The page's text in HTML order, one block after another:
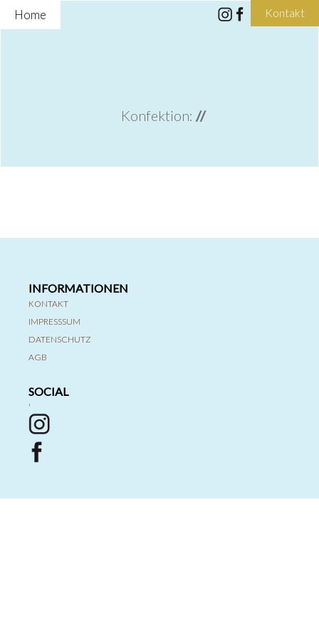
Home Kontakt
Konfektion: //
INFORMATIONEN
KONTAKT
IMPRESSSUM
DATENSCHUTZ
AGB
SOCIAL
'